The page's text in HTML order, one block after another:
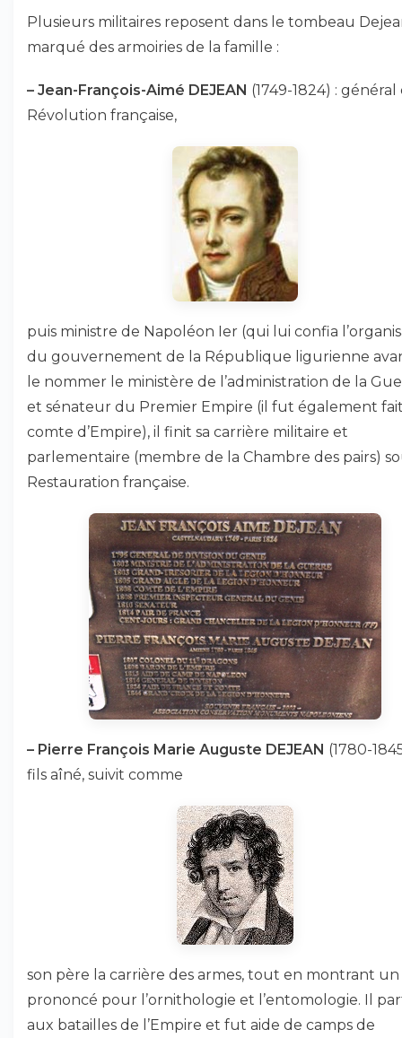
Plusieurs militaires reposent dans le tombeau
marqué des armoiries de la famille :
– Jean-François-Aimé DEJEAN (1749-1824) : général
Révolution française,
puis ministre de Napoléon Ier (qui lui confia
du gouvernement de la République ligurienne
le nommer le ministère de l’administration de la
et sénateur du Premier Empire (il fut également
comte d’Empire), il finit sa carrière militaire et
parlementaire (membre de la Chambre des pairs)
Restauration française.
– Pierre François Marie Auguste DEJEAN (1780-
fils aîné, suivit comme
son père la carrière des armes, tout en montrant
prononcé pour l’ornithologie et l’entomologie. Il
aux batailles de l’Empire et fut aide de camps de